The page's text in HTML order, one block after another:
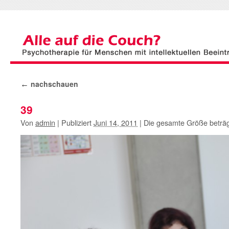
← nachschauen
39
Von admin | PubliziertJuni 14, 2011 | Die gesamte Größe